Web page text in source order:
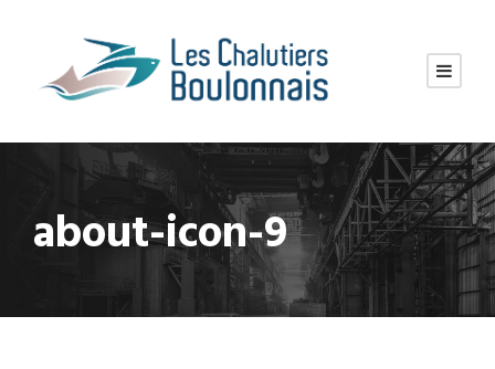
about-icon-9